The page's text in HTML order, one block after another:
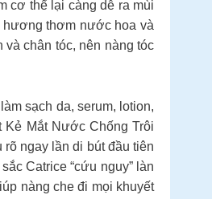
cơ thể lại càng dễ ra mùi
hương thơm nước hoa và
chân tóc, nên nàng tóc
sạch da, serum, lotion,
Mắt Nước Chống Trôi
ngay lần di bút đầu tiên
Catrice “cứu nguy” làn
nàng che đi mọi khuyết